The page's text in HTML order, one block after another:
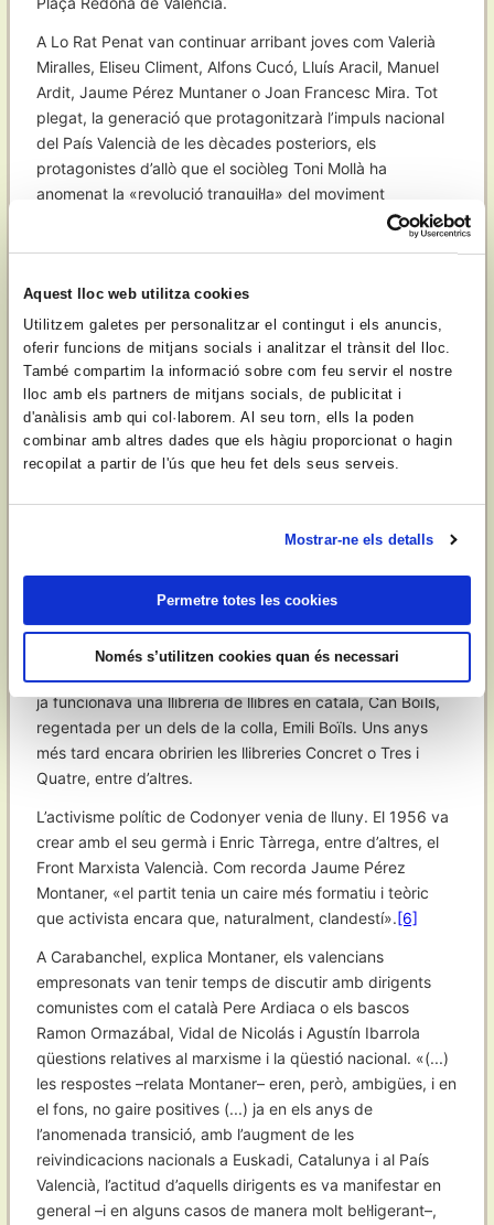
Aquest lloc web utilitza cookies
Utilitzem galetes per personalitzar el contingut i els anuncis,
oferir funcions de mitjans socials i analitzar el trànsit del lloc.
També compartim la informació sobre com feu servir el nostre
lloc amb els partners de mitjans socials, de publicitat i
d'anàlisis amb qui col·laborem. Al seu torn, ells la poden
combinar amb altres dades que els hàgiu proporcionat o hagin
recopilat a partir de l'ús que heu fet dels seus serveis.
Mostrar-ne els detalls
Permetre totes les cookies
Només s’utilitzen cookies quan és necessari
A Lo Rat Penat van continuar arribant joves com Valerià
Miralles, Eliseu Climent, Alfons Cucó, Lluís Aracil, Manuel
Ardit, Jaume Pérez Muntaner o Joan Francesc Mira. Tot
plegat, la generació que protagonitzarà l’impuls nacional
del País Valencià de les dècades posteriors, els
protagonistes d’allò que el sociòleg Toni Mollà ha
anomenat la «revolució tranquil·la» del moviment
La tardor de 1960, esperonats per Eliseu Climent, els
muntar l’Aplec de la Joventut Nacionalista a l’esplanada
de l’ermita de Sant Vicent de Llíria. Un any després,
l’experiència es va repetir a la Font Roja d’Alcoi on van
intervindre Codonyer, Fuster i Cucó. El 1962, l’any de
Nosaltres, els valencians
, l’aplec es va celebrar a Castelló
però Codonyer ja no va poder assistir atès que fou
detingut per repartir a la universitat uns fulls volanders
tancat durant dos anys i mig i passà per les presons de
València, Carabanchel i Càceres. En la mateixa caiguda
Això, i la marxa del seu germà a Mallorca per fer el servei
militar, va suposar la fi de la Distribuïdora. Com fos, la
iniciativa havia servit almenys com a al·licient i a València
ja funcionava una llibreria de llibres en català, Can Boïls,
regentada per un dels de la colla, Emili Boïls. Uns anys
més tard encara obririen les llibreries Concret o Tres i
Quatre, entre d’altres.
L’activisme polític de Codonyer venia de lluny. El 1956 va
crear amb el seu germà i Enric Tàrrega, entre d’altres, el
Front Marxista Valencià. Com recorda Jaume Pérez
Montaner, «el partit tenia un caire més formatiu i teòric
que activista encara que, naturalment, clandestí».[6]
A Carabanchel, explica Montaner, els valencians
empresonats van tenir temps de discutir amb dirigents
comunistes com el català Pere Ardiaca o els bascos
Ramon Ormazábal, Vidal de Nicolás i Agustín Ibarrola
qüestions relatives al marxisme i la qüestió nacional. «(...)
les respostes –relata Montaner– eren, però, ambigües, i en
el fons, no gaire positives (...) ja en els anys de
l’anomenada transició, amb l’augment de les
reivindicacions nacionals a Euskadi, Catalunya i al País
Valencià, l’actitud d’aquells dirigents es va manifestar en
general –i en alguns casos de manera molt bel·ligerant–,